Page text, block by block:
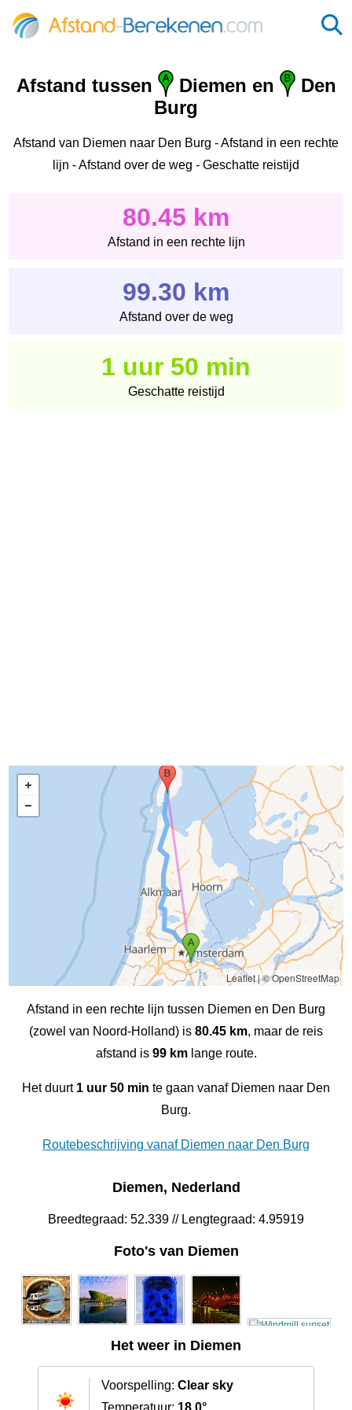
Afstand tussen Diemen en
Den
Burg
Afstand van Diemen naar Den Burg - Afstand in een rechte
lijn - Afstand over de weg - Geschatte reistijd
80.45 km
Afstand in een rechte lijn
99.30 km
Afstand over de weg
1 uur 50 min
Geschatte reistijd
Leaflet|© OpenStreetMap
Afstand in een rechte lijn tussen Diemen en Den Burg
(zowel van Noord-Holland) is 80.45 km, maar de reis
afstand is 99 kmlange route.
Het duurt 1 uur 50 min te gaan vanaf Diemen naar Den
Burg.
Routebeschrijving vanaf Diemen naar Den Burg
Diemen, Nederland
Breedtegraad: 52.339 // Lengtegraad: 4.95919
Foto's van Diemen
Het weer in Diemen
Voorspelling: Clear sky